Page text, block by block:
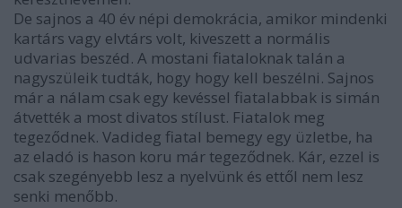
De sajnos a 40 év népi demokrácia, amikor mindenki
kartárs vagy elvtárs volt, kiveszett a normális
udvarias beszéd. A mostani fiataloknak talán a
nagyszüleik tudták, hogy hogy kell beszélni. Sajnos
már a nálam csak egy kevéssel fiatalabbak is simán
átvették a most divatos stílust. Fiatalok meg
tegeződnek. Vadideg fiatal bemegy egy üzletbe, ha
az eladó is hason koru már tegeződnek. Kár, ezzel is
csak szegényebb lesz a nyelvünk és ettől nem lesz
senki menőbb.